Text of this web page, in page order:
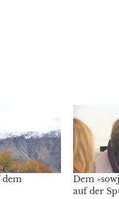
Dem
auf der